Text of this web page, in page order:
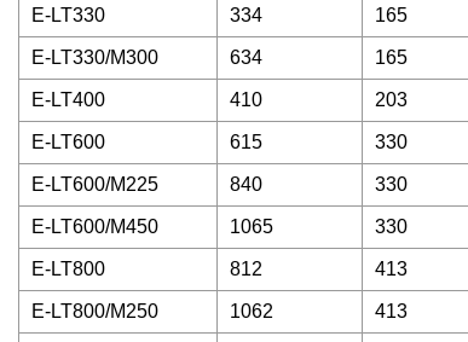
E-LT330 334 165
E-LT330/M300 634 165
E-LT400 410 203
E-LT600 615 330
E-LT600/M225 840 330
E-LT600/M450 1065 330
E-LT800 812 413
E-LT800/M250 1062 413